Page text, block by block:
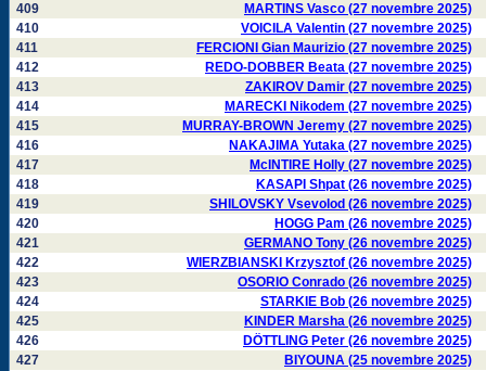
409
MARTINS Vasco (27 novembre 2025)
410
VOICILA Valentin (27 novembre 2025)
411
FERCIONI Gian Maurizio (27 novembre 2025)
412
REDO-DOBBER Beata (27 novembre 2025)
413
ZAKIROV Damir (27 novembre 2025)
414
MARECKI Nikodem (27 novembre 2025)
415
MURRAY-BROWN Jeremy (27 novembre 2025)
416
NAKAJIMA Yutaka (27 novembre 2025)
417
McINTIRE Holly (27 novembre 2025)
418
KASAPI Shpat (26 novembre 2025)
419
SHILOVSKY Vsevolod (26 novembre 2025)
420
HOGG Pam (26 novembre 2025)
421
GERMANO Tony (26 novembre 2025)
422
WIERZBIANSKI Krzysztof (26 novembre 2025)
423
OSORIO Conrado (26 novembre 2025)
424
STARKIE Bob (26 novembre 2025)
425
KINDER Marsha (26 novembre 2025)
426
DÖTTLING Peter (26 novembre 2025)
427
BIYOUNA (25 novembre 2025)